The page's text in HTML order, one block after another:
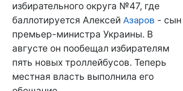
избирательного округа №47, где
баллотируется Алексей Азаров - сын
премьер-министра Украины. В
августе он пообещал избирателям
пять новых троллейбусов. Теперь
местная власть выполнила его